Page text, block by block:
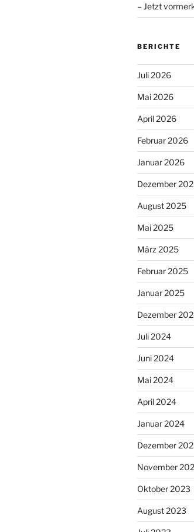
– Jetzt
BERICHTE
Juli 2026
Mai 2026
April 2026
Februar 2026
Januar 2026
Dezember
August 2025
Mai 2025
März 2025
Februar 2025
Januar 2025
Dezember
Juli 2024
Juni 2024
Mai 2024
April 2024
Januar 2024
Dezember
November
Oktober 2023
August 2023